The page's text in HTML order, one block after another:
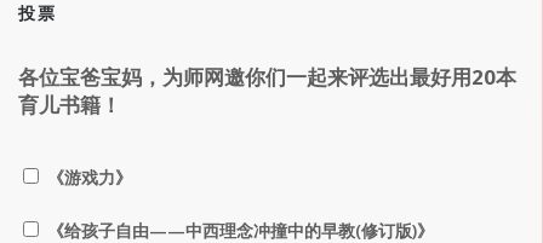
投票
各位宝爸宝妈，为师网邀你们一起来评选出最好用20本
育儿书籍！
《游戏力》
《给孩子自由——中西理念冲撞中的早教(修订版)》